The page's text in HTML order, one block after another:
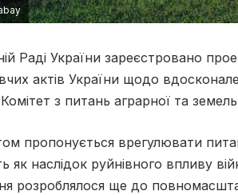
Раді України зареєстровано
актів України щодо
з питань аграрної та
пропонується врегулювати
як наслідок руйнівного впливу
розроблялося ще до